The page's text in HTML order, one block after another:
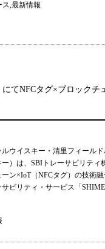
ス,最新情報
てNFCタグ×ブロックチ
ルウイスキー・清里フィール
）は、SBIトレーサビリテ
ン×IoT（NFCタグ）の技術
ビリティ・サービス「